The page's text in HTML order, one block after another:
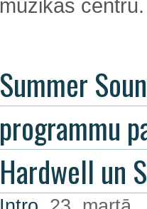
mūzikas centru.
Summer
programmu
Hardwell un